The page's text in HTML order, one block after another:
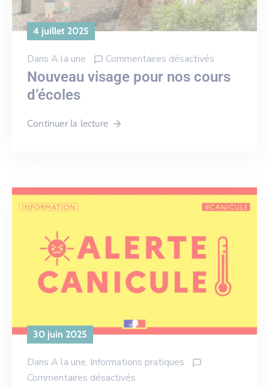
4 juillet 2025
Dans A la une Commentaires désactivés
Nouveau visage pour nos cours
d’écoles
Continuer la lecture
30 juin 2025
Dans A la une‚ Informations pratiques
Commentaires désactivés